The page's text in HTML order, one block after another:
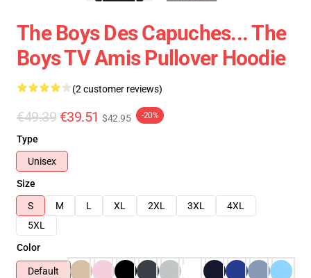
The Boys Des Capuches... The
Boys TV Amis Pullover Hoodie
(2 customer reviews)
€49.39 €39.51 $42.95 -20%
Type
Unisex
Size
S
M L XL 2XL 3XL
4XL
5XL
Color
Default